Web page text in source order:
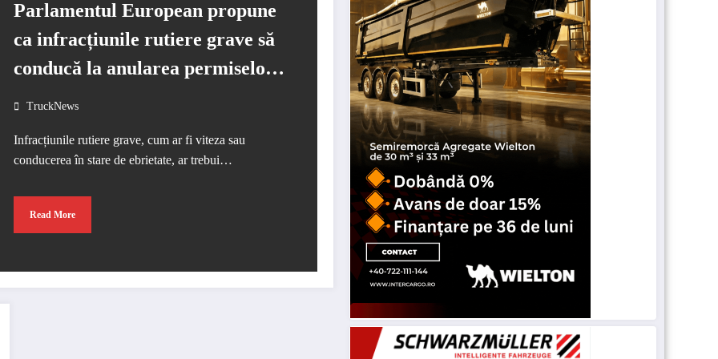
Parlamentul European propune
ca infracțiunile rutiere grave să
conducă la anularea permiselor
de conducere la nivel european
TruckNews
Infracțiunile rutiere grave, cum ar fi viteza sau
conducerea în stare de ebrietate, ar trebui…
Read More